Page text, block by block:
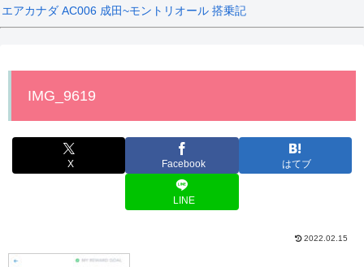
エアカナダ AC006 成田~モントリオール 搭乗記
IMG_9619
X Facebook はてブ
LINE
2022.02.15